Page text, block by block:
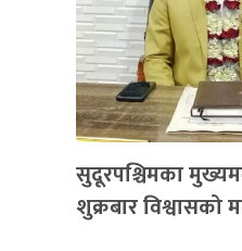
सुदूरपश्चिमका
शुक्रबार विश्वासको